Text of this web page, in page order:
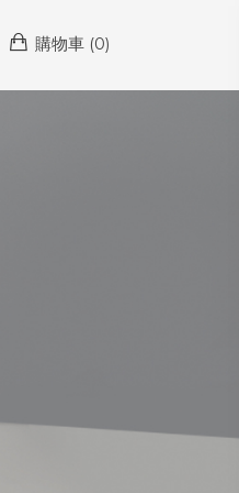
購物車 (0)